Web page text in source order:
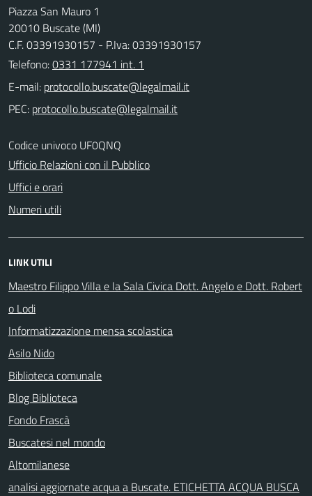
Piazza San Mauro 1
20010 Buscate (MI)
C.F. 03391930157 - P.Iva: 03391930157
Telefono:0331 177941 int. 1
E-mail:
PEC:
Codice univoco UF0QNQ
Ufficio Relazioni con il Pubblico
Uffici e orari
Numeri utili
LINK UTILI
Maestro Filippo Villa e la Sala Civica Dott. Angelo e Dott. Robert
o Lodi
Informatizzazione mensa scolastica
Asilo Nido
Biblioteca comunale
Blog Biblioteca
Fondo Frascà
Buscatesi nel mondo
Altomilanese
analisi aggiornate acqua a Buscate. ETICHETTA ACQUA BUSCA